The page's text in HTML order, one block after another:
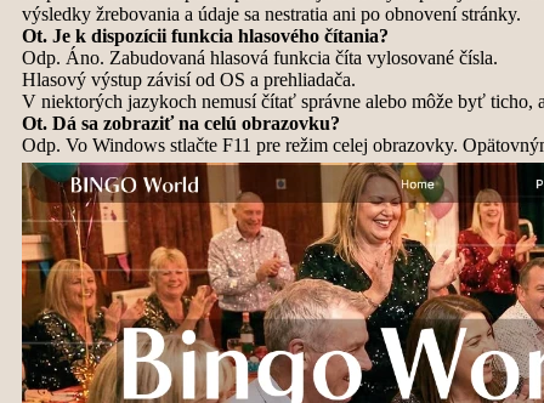
výsledky žrebovania a údaje sa nestratia ani po obnovení stránky.
Ot. Je k dispozícii funkcia hlasového čítania?
Odp. Áno. Zabudovaná hlasová funkcia číta vylosované čísla.
Hlasový výstup závisí od OS a prehliadača.
V niektorých jazykoch nemusí čítať správne alebo môže byť ticho,
Ot. Dá sa zobraziť na celú obrazovku?
Odp. Vo Windows stlačte F11 pre režim celej obrazovky.